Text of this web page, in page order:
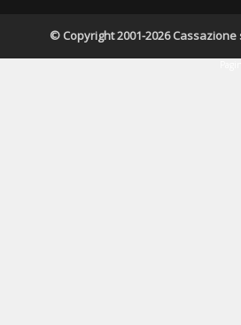
© Copyright 2001-2026 Cassazione